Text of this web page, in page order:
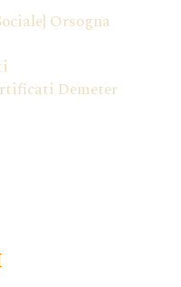
Orsogna
Demeter